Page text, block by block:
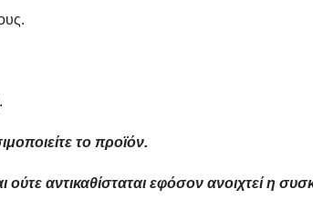
το προϊόν.
ούτε αντικαθίσταται εφόσον ανοιχτεί η